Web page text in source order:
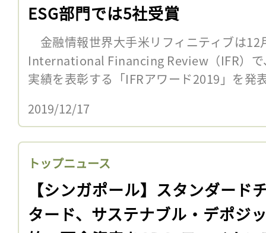
ESG部門では5社受賞
金融情報世界大手米リフィニティブは12
International Financing Review（IFR）で
実績を表彰する「IFRアワード2019」を
2019/12/17
トップニュース
【シンガポール】スタンダード
タード、サステナブル・デポジ